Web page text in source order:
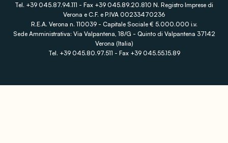
Tel. +39 045.87.94.111 - Fax +39 045.89.20.810 N. Registro Imprese di
Verona e C.F. e P.IVA 00233470236
R.E.A. Verona n. 110039 - Capitale Sociale € 5.000.000 i.v.
Sede Amministrativa: Via Valpantena, 18/G - Quinto di Valpantena 37142
Verona (Italia)
Tel. +39 045.80.97.511 - Fax +39 045.55.15.89